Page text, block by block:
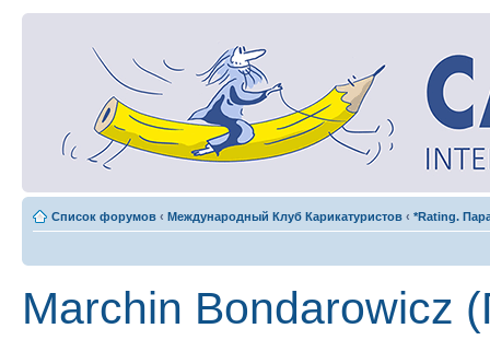
Список форумов ‹ Международный Клуб Карикатуристов ‹ *Rating.
Marchin Bondarowicz